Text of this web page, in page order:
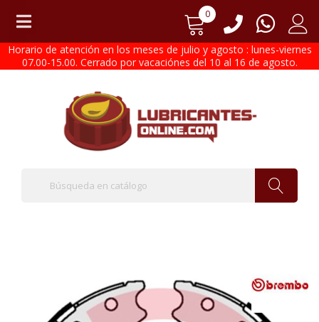
0
Horario de atención en los meses de julio y agosto : lunes-viernes
07.00-15.00. Cerrado por vacaciónes del 10 al 16 de agosto.